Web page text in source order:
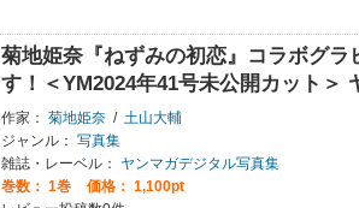
菊地姫奈『ねずみの初恋』コラボグ
す！＜YM2024年41号未公開カット＞
作家： 菊地姫奈 / 土山大輔
ジャンル： 写真集
雑誌・レーベル：
ヤンマガデジタル写真集
巻数： 1巻
価格： 1,100pt